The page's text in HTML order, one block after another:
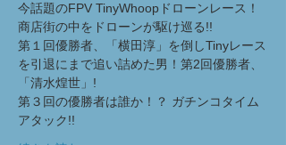
今話題のFPV TinyWhoopドローンレース！
商店街の中をドローンが駆け巡る!!
第１回優勝者、「横田淳」を倒しTinyレース
を引退にまで追い詰めた男！第2回優勝者、
「清水煌世」!
第３回の優勝者は誰か！？ ガチンコタイム
アタック!!